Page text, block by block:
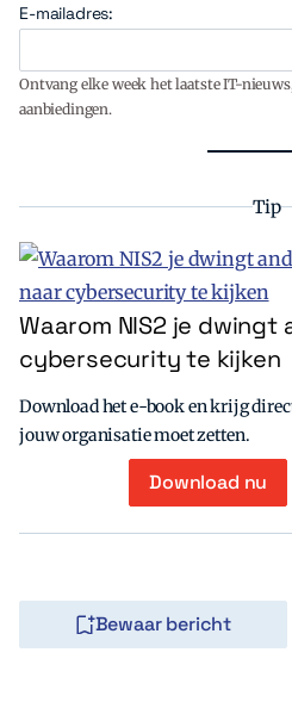
E-mailadres:
Ontvang elke week het laatste IT-
aanbiedingen.
Tip
Waarom NIS2 je dwingt
cybersecurity te kijken
Download het e-book en krijg
jouw organisatie moet zetten.
Download nu
Bewaar bericht